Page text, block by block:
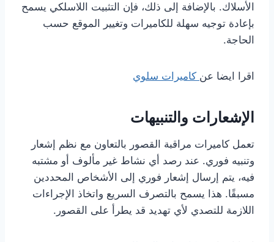
الأسلاك. بالإضافة إلى ذلك، فإن التثبيت اللاسلكي يسمح
بإعادة توجيه سهلة للكاميرات وتغيير الموقع حسب
الحاجة.
اقرا ايضا عن كاميرات سلوي
الإشعارات والتنبيهات
تعمل كاميرات مراقبة القصور بالتعاون مع نظم إشعار
وتنبيه فوري. عند رصد أي نشاط غير مألوف أو مشتبه
فيه، يتم إرسال إشعار فوري إلى الأشخاص المحددين
مسبقًا. هذا يسمح بالتصرف السريع واتخاذ الإجراءات
اللازمة للتصدي لأي تهديد قد يطرأ على القصور.